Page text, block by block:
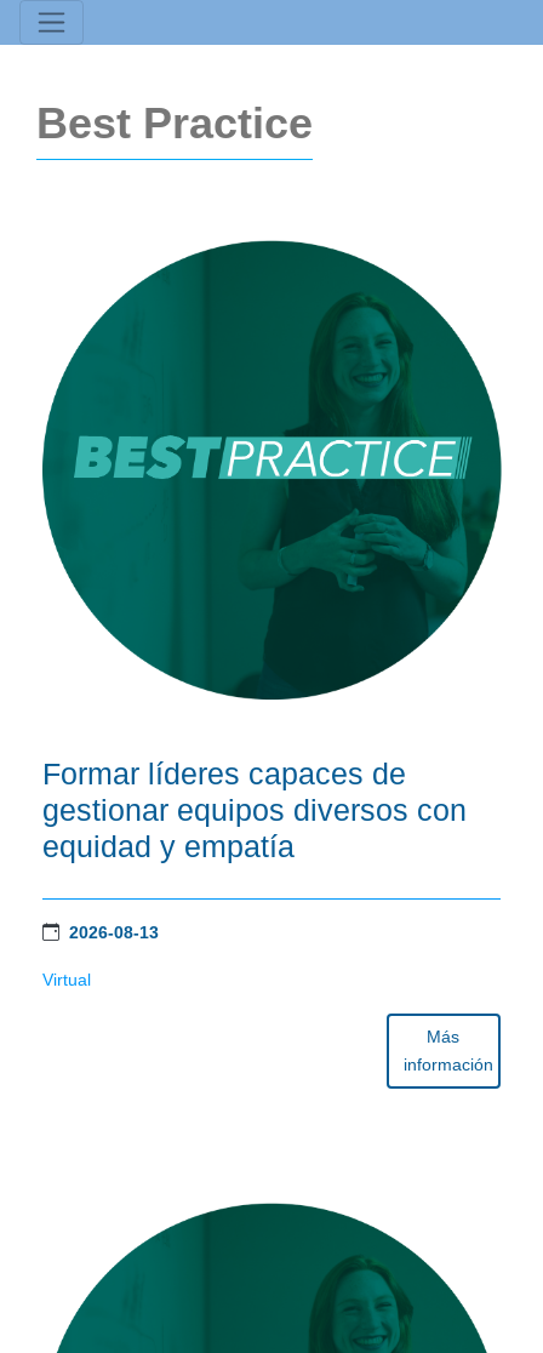
Best Practice
Formar líderes capaces de
gestionar equipos diversos con
equidad y empatía
2026-08-13
Virtual
Más
información